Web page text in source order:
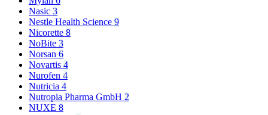
Nasic 3
Nestle Health Science 9
Nicorette 8
NoBite 3
Norsan 6
Novartis 4
Nurofen 4
Nutricia 4
Nutropia Pharma GmbH 2
NUXE 8